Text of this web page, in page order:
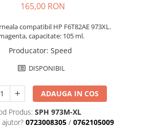
165,00 RON
compatibil HP F6T82AE 973XL.
capacitate: 105 ml.
Producator: Speed
DISPONIBIL
ADAUGA IN COS
Produs: SPH 973M-XL
0723008305 / 0762105009